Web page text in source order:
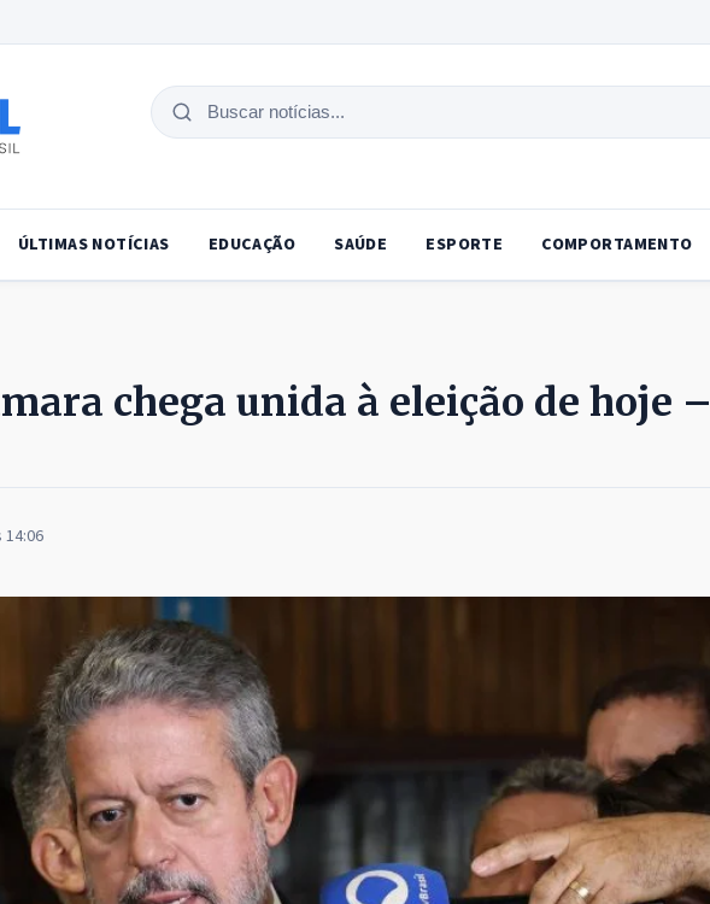
Buscar
ÚLTIMAS NOTÍCIAS EDUCAÇÃO SAÚDE ESPORTE COMPORTAMENTO
chega unida à eleição de hoje –
14:06